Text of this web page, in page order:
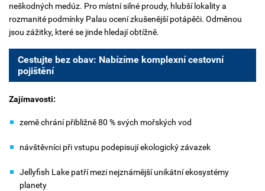
neškodných medúz. Pro místní silné proudy, hlubší lokality a
rozmanité podmínky Palau ocení zkušenější potápěči. Odměnou
jsou zážitky, které se jinde hledají obtížně.
Cestujte bez obav: Nabízíme komplexní cestovní
pojištění
Zajímavosti:
země chrání přibližně 80 % svých mořských vod
návštěvníci při vstupu podepisují ekologický závazek
Jellyfish Lake patří mezi nejznámější unikátní ekosystémy
planety